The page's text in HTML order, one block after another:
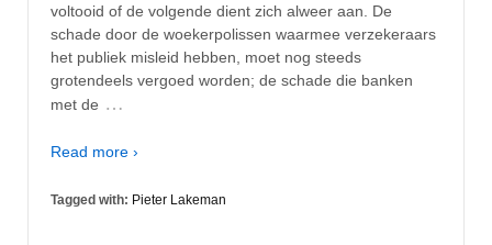
voltooid of de volgende dient zich alweer aan. De
schade door de woekerpolissen waarmee verzekeraars
het publiek misleid hebben, moet nog steeds
grotendeels vergoed worden; de schade die banken
met de …
Read more ›
Tagged with: Pieter Lakeman